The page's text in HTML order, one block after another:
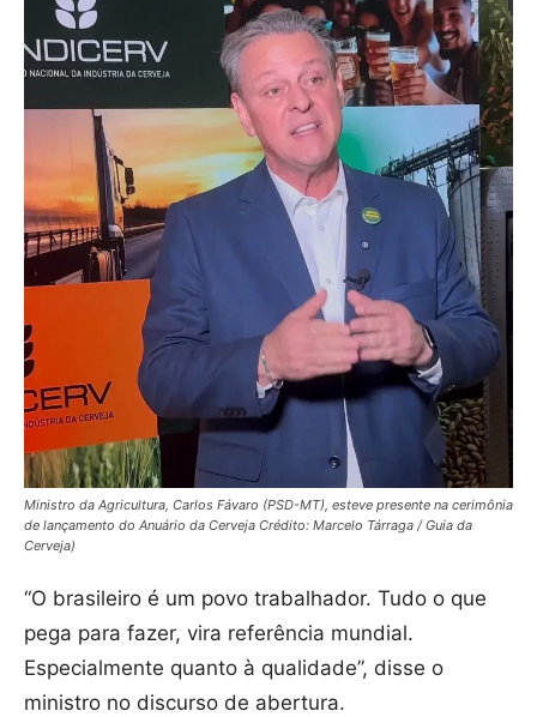
Ministro da Agricultura, Carlos Fávaro (PSD-MT), esteve presente na cerimônia
de lançamento do Anuário da Cerveja Crédito: Marcelo Tárraga / Guia da
Cerveja)
“O brasileiro é um povo trabalhador. Tudo o que
pega para fazer, vira referência mundial.
Especialmente quanto à qualidade”, disse o
ministro no discurso de abertura.